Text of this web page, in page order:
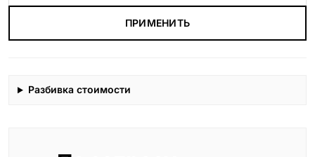
ПРИМЕНИТЬ
Разбивка стоимости